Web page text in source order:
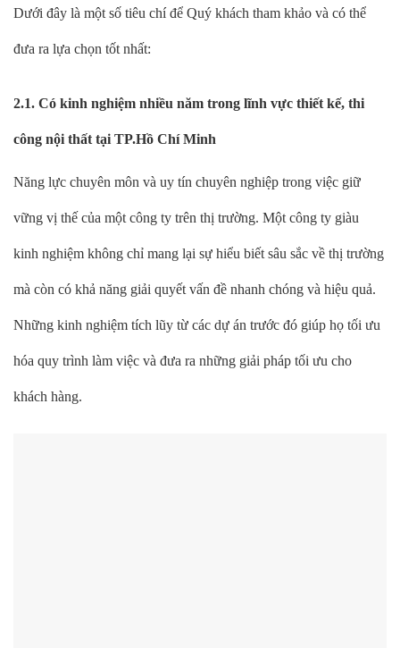
Dưới đây là một số tiêu chí để Quý khách tham khảo và có thể
đưa ra lựa chọn tốt nhất:
2.1. Có kinh nghiệm nhiều năm trong lĩnh vực thiết kế, thi
công nội thất tại TP.Hồ Chí Minh
Năng lực chuyên môn và uy tín chuyên nghiệp trong việc giữ
vững vị thế của một công ty trên thị trường. Một công ty giàu
kinh nghiệm không chỉ mang lại sự hiểu biết sâu sắc về thị trường
mà còn có khả năng giải quyết vấn đề nhanh chóng và hiệu quả.
Những kinh nghiệm tích lũy từ các dự án trước đó giúp họ tối ưu
hóa quy trình làm việc và đưa ra những giải pháp tối ưu cho
khách hàng.